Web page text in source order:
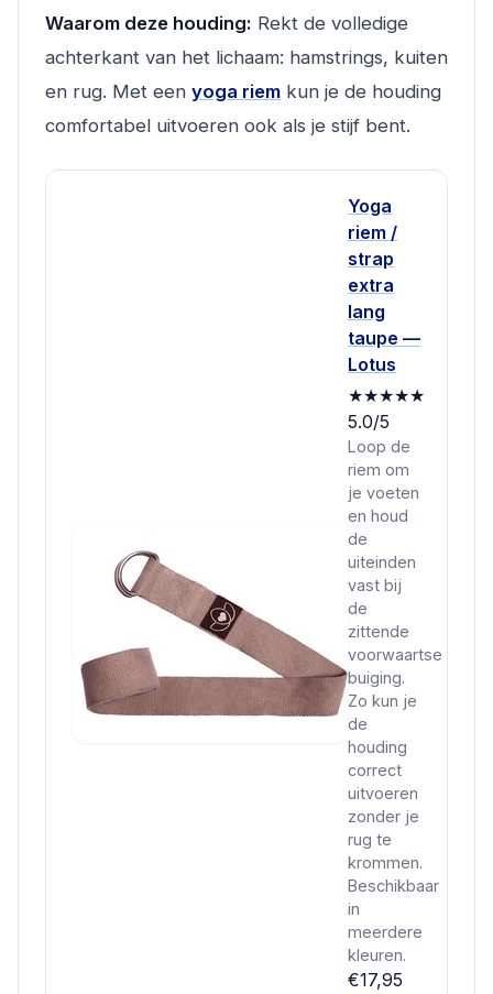
Waarom deze houding: Rekt de volledige
achterkant van het lichaam: hamstrings, kuiten
en rug. Met een yoga riem kun je de houding
comfortabel uitvoeren ook als je stijf bent.
Yoga
riem /
strap
extra
lang
taupe —
Lotus
★★★★★
5.0/5
Loop de
riem om
je voeten
en houd
de
uiteinden
vast bij
de
zittende
voorwaartse
buiging.
Zo kun je
de
houding
correct
uitvoeren
zonder je
rug te
krommen.
Beschikbaar
in
meerdere
kleuren.
€17,95